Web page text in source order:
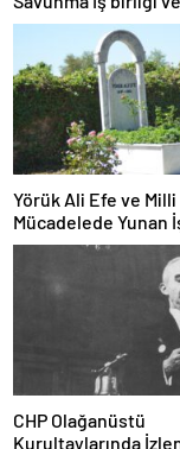
Yeni Adımları
Yörük Ali Efe ve Milli
Mücadelede Yunan
Karşı Direnişin İlk
CHP Olağanüstü
Kurultaylarında